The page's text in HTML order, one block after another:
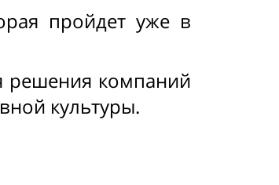
пройдет уже в
решения компаний
культуры.